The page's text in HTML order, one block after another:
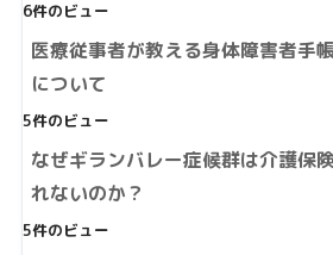
6件のビュー
医療従事者が教える身体障害者手
について
5件のビュー
なぜギランバレー症候群は介護保
れないのか？
5件のビュー